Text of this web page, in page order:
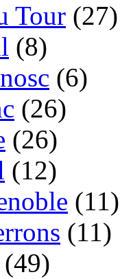
Tour (27)
(8)
(6)
(26)
(26)
(12)
(11)
(11)
(49)